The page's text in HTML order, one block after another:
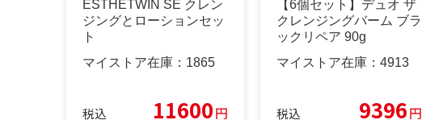
ESTHETWIN SE クレン
ジングとローションセッ
ト
マイストア在庫： 1865
税込 11600円
【6個セット】デュオ ザ
クレンジングバーム ブラ
ックリペア 90g
マイストア在庫： 4913
税込 9396円